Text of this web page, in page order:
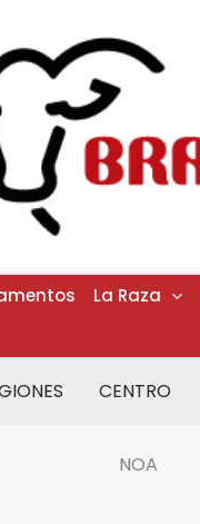
La Raza
CENTRO
NOA